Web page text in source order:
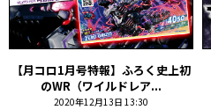
【月コロ1月号特報】ふろく史上初
のWR（ワイルドレア...
2020年12月13日 13:30